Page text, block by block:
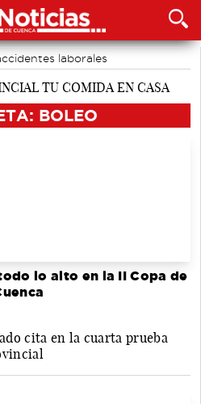
laborales
BOLEO
lo alto en la II Copa de
cita en la cuarta prueba